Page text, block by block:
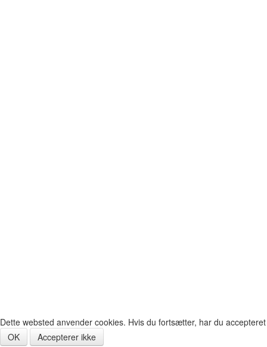
Dette websted anvender cookies. Hvis du fortsætter, har du
OK
Accepterer ikke